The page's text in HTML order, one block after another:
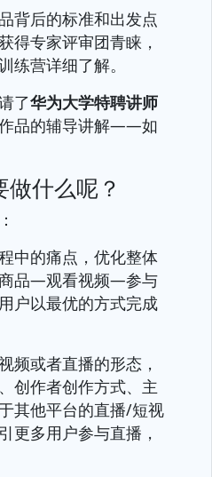
背后的标准和出发点
得专家评审团青睐，
练营详细了解。
了华为大学特聘讲师
品的辅导讲解——如
什么呢？
中的痛点，优化整体
品—观看视频—参与
户以最优的方式完成
频或者直播的形态，
创作者创作方式、主
其他平台的直播/短视
更多用户参与直播，